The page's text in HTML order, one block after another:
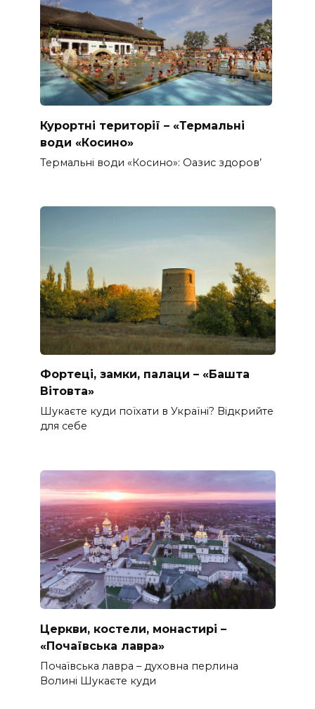
Курортні території – «Термальні
води «Косино»
Термальні води «Косино»: Оазис здоров’
Фортеці, замки, палаци – «Башта
Вітовта»
Шукаєте куди поїхати в Україні? Відкрийте
для себе
Церкви, костели, монастирі –
«Почаївська лавра»
Почаївська лавра – духовна перлина
Волині Шукаєте куди